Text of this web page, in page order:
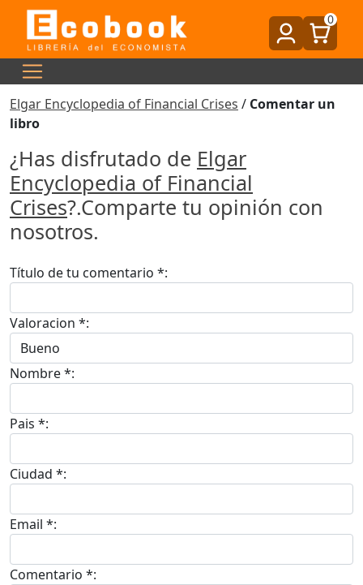
0
Elgar Encyclopedia of Financial Crises / Comentar un
libro
¿Has disfrutado de Elgar
Encyclopedia of Financial
Crises?.Comparte tu opinión con
nosotros.
Título de tu comentario *:
Valoracion *:
Nombre *:
Pais *:
Ciudad *:
Email *:
Comentario *: